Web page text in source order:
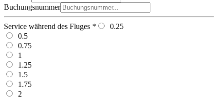
Buchungsnummer
Service während des Fluges *
0.25
0.5
0.75
1
1.25
1.5
1.75
2